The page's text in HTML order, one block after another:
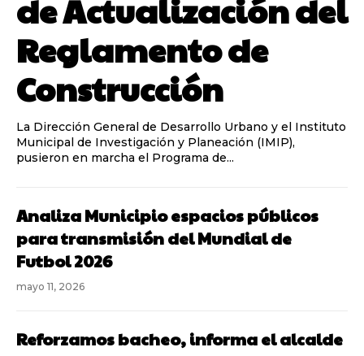
de Actualización del
Reglamento de
Construcción
La Dirección General de Desarrollo Urbano y el Instituto
Municipal de Investigación y Planeación (IMIP),
pusieron en marcha el Programa de...
Analiza Municipio espacios públicos
para transmisión del Mundial de
Futbol 2026
mayo 11, 2026
Reforzamos bacheo, informa el alcalde